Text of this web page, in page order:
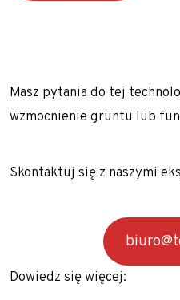
Masz pytania do tej
wzmocnienie gruntu lub
Skontaktuj się z naszymi
Dowiedz się więcej: